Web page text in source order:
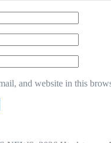
and website in this